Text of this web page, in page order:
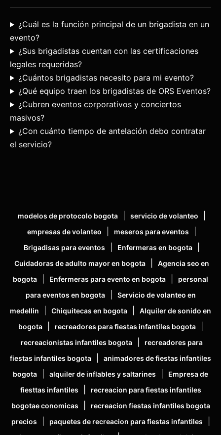
¿Cuál es la función principal de un brigadista en un
evento?
¿Sus brigadistas cuentan con las certificaciones
legales requeridas?
¿Cuántos brigadistas necesito para mi evento?
¿Qué equipo traen los brigadistas de ORS Eventos?
¿Cubren eventos corporativos y conciertos
masivos?
¿Con cuánto tiempo de antelación debo contratar
el servicio?
modelos de protocolo bogota servicio de volanteo
empresas de volanteo meseros para eventos
Brigadisas para eventos Enfermeras en bogota
Cuidadoras de adulto mayor en bogota
Agencia seo en
bogota
Enfermeras para evento en bogota
personal
para eventos en bogota
Servicio de volanteo en
medellin
Chiquitecas en bogota
Alquiler de sonido en
bogota
recreadores para fiestas infantiles bogota
recreacionistas infantiles bogota
recreadores para
fiestas infantiles bogota
animadores de fiestas infantiles
bogota
alquiler de inflables y saltarines
Empresa de
fiesttas infantiles
recreacion para fiestas infantiles
bogotae conomicas
recreacion fiestas infantiles bogota
precios
paquetes de recreacion para fiestas infantiles